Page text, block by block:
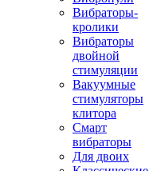
Вибраторы-
кролики
Вибраторы
двойной
стимуляции
Вакуумные
стимуляторы
клитора
Смарт
вибраторы
Для двоих